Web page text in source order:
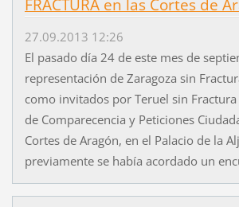
FRACTURA en las Cortes de
27.09.2013 12:26
El pasado día 24 de este mes de
representación de Zaragoza sin
como invitados por Teruel sin
de Comparecencia y Peticiones
Cortes de Aragón, en el Palacio de la
previamente se había acordado un